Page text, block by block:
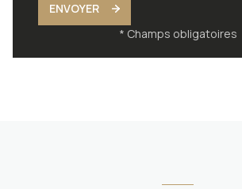
ENVOYER
* Champs obligatoires